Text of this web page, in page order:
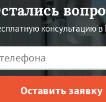
консультацию в